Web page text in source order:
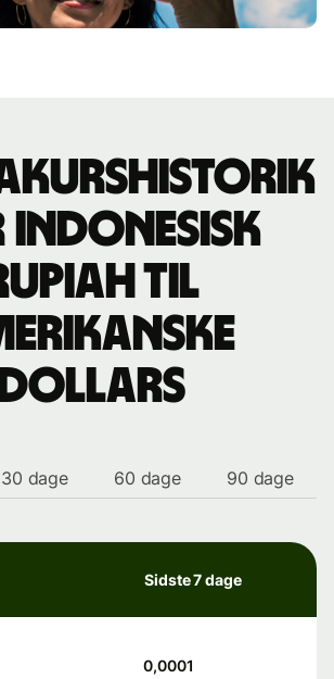
til
dollars
30 dage 60 dage 90 dage
Sidste 7 dage
0,0001